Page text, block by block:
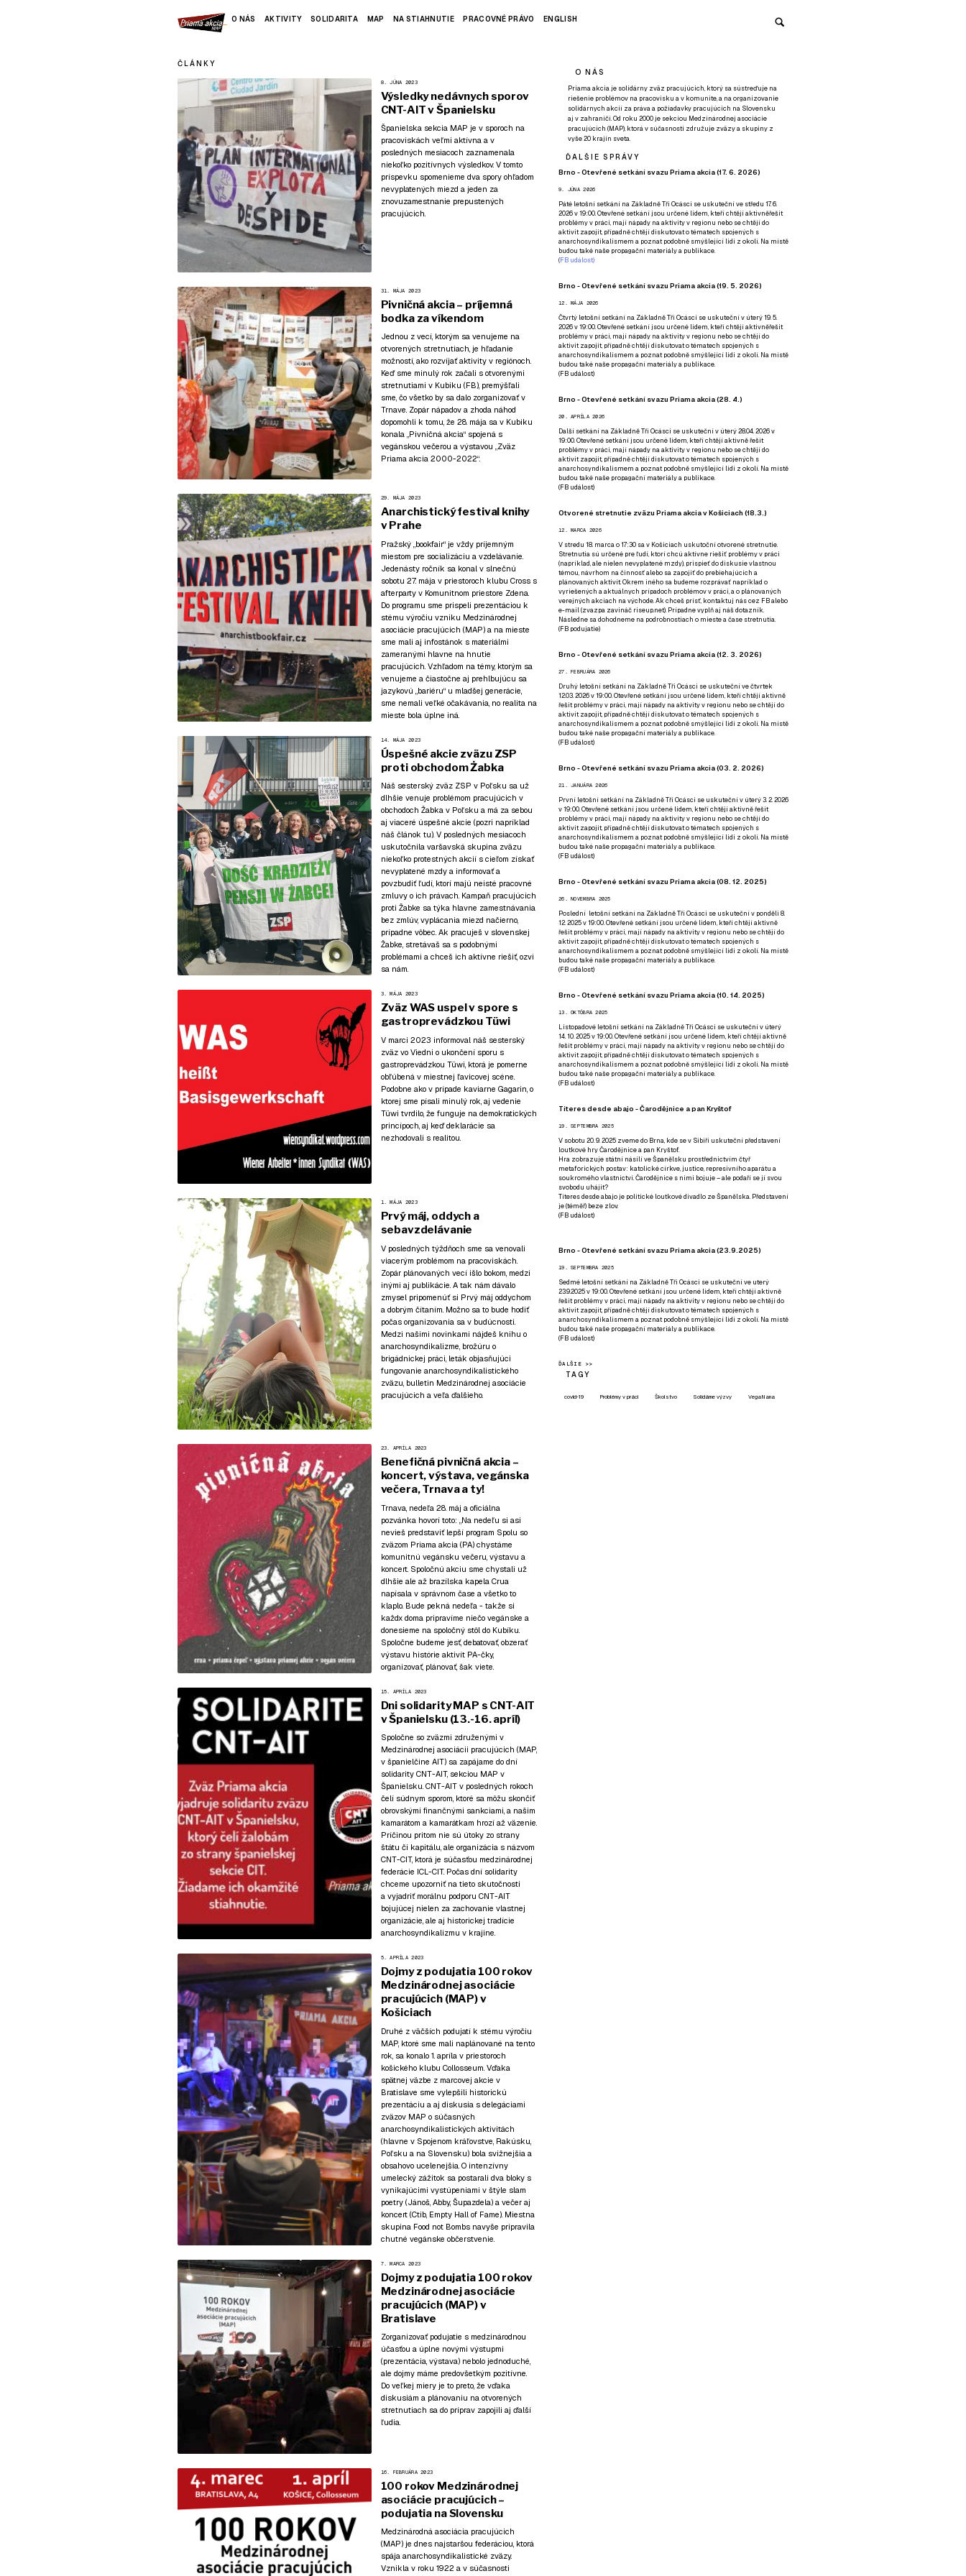
O NÁS AKTIVITY SOLIDARITA MAP NA STIAHNUTIE PRACOVNÉ PRÁVO ENGLISH
ČLÁNKY
8. JÚNA 2023
Výsledky nedávnych sporov
CNT-AIT v Španielsku
Španielska sekcia MAP je v sporoch na
pracoviskách veľmi aktívna a v
posledných mesiacoch zaznamenala
niekoľko pozitívnych výsledkov. V tomto
príspevku spomenieme dva spory ohľadom
nevyplatených miezd a jeden za
znovuzamestnanie prepustených
pracujúcich.
31. MÁJA 2023
Pivničná akcia – príjemná
bodka za víkendom
Jednou z vecí, ktorým sa venujeme na
otvorených stretnutiach, je hľadanie
možností, ako rozvíjať aktivity v regiónoch.
Keď sme minulý rok začali s otvorenými
stretnutiami v Kubiku (FB), premýšľali
sme, čo všetko by sa dalo zorganizovať v
Trnave. Zopár nápadov a zhoda náhod
dopomohli k tomu, že 28. mája sa v Kubiku
konala „Pivničná akcia“ spojená s
vegánskou večerou a výstavou „Zväz
Priama akcia 2000-2022“.
29. MÁJA 2023
Anarchistický festival knihy
v Prahe
Pražský „bookfair“je vždy príjemným
miestom pre socializáciu a vzdelávanie.
Jedenásty ročník sa konal v slnečnú
sobotu 27. mája v priestoroch klubu Cross s
afterparty v Komunitnom priestore Zdena.
Do programu sme prispeli prezentáciou k
stému výročiu vzniku Medzinárodnej
asociácie pracujúcich (MAP) a na mieste
sme mali aj infostánok s materiálmi
zameranými hlavne na hnutie
pracujúcich. Vzhľadom na témy, ktorým sa
venujeme a čiastočne aj prehlbujúcu sa
jazykovú „bariéru“ u mladšej generácie,
sme nemali veľké očakávania, no realita na
mieste bola úplne iná.
14. MÁJA 2023
Úspešné akcie zväzu ZSP
proti obchodom Żabka
Náš sesterský zväz ZSP v Poľsku sa už
dlhšie venuje problémom pracujúcich v
obchodoch Žabka v Poľsku a má za sebou
aj viaceré úspešné akcie (pozri napríklad
náš článok tu). V posledných mesiacoch
uskutočnila varšavská skupina zväzu
niekoľko protestných akcií s cieľom získať
nevyplatené mzdy a informovať a
povzbudiť ľudí, ktorí majú neisté pracovné
zmluvy o ich právach. Kampaň pracujúcich
proti Žabke sa týka hlavne zamestnávania
bez zmlúv, vyplácania miezd načierno,
prípadne vôbec. Ak pracuješ v slovenskej
Žabke, stretávaš sa s podobnými
problémami a chceš ich aktívne riešiť, ozvi
sa nám.
3. MÁJA 2023
Zväz WAS uspel v spore s
gastroprevádzkou Tüwi
V marci 2023 informoval náš sesterský
zväz vo Viedni o ukončení sporu s
gastroprevádzkou Tüwi, ktorá je pomerne
obľúbená v miestnej ľavicovej scéne.
Podobne ako v prípade kaviarne Gagarin, o
ktorej sme písali minulý rok, aj vedenie
Tüwi tvrdilo, že funguje na demokratických
princípoch, aj keď deklarácie sa
nezhodovali s realitou.
1. MÁJA 2023
Prvý máj, oddych a
sebavzdelávanie
V posledných týždňoch sme sa venovali
viacerým problémom na pracoviskách.
Zopár plánovaných vecí išlo bokom, medzi
inými aj publikácie. A tak nám dávalo
zmysel pripomenúť si Prvý máj oddychom
a dobrým čítaním. Možno sa to bude hodiť
počas organizovania sa v budúcnosti.
Medzi našimi novinkami nájdeš knihu o
anarchosyndikalizme, brožúru o
brigádnickej práci, leták objasňujúci
fungovanie anarchosyndikalistického
zväzu, bulletin Medzinárodnej asociácie
pracujúcich a veľa ďalšieho.
23. APRÍLA 2023
Benefičná pivničná akcia –
koncert, výstava, vegánska
večera, Trnava a ty!
Trnava, nedeľa 28. máj a oficiálna
pozvánka hovorí toto: „Na nedeľu si asi
nevieš predstaviť lepší program Spolu so
zväzom Priama akcia (PA) chystáme
komunitnú vegánsku večeru, výstavu a
koncert. Spoločnú akciu sme chystali už
dlhšie ale až brazílska kapela Crua
napísala v správnom čase a všetko to
klaplo. Bude pekná nedeľa - takže si
každx doma pripravíme niečo vegánske a
donesieme na spoločný stôl do Kubíku.
Spoločne budeme jesť, debatovať, obzerať
výstavu histórie aktivít PA-čky,
organizovať, plánovať, šak viete.
15. APRÍLA 2023
Dni solidarity MAP s CNT-AIT
v Španielsku (13.-16. apríl)
Spoločne so zväzmi združenými v
Medzinárodnej asociácii pracujúcich (MAP,
v španielčine AIT) sa zapájame do dní
solidarity CNT-AIT, sekciou MAP v
Španielsku. CNT-AIT v posledných rokoch
čelí súdnym sporom, ktoré sa môžu skončiť
obrovskými finančnými sankciami, a našim
kamarátom a kamarátkam hrozí až väzenie.
Príčinou pritom nie sú útoky zo strany
štátu či kapitálu, ale organizácia s názvom
CNT-CIT, ktorá je súčasťou medzinárodnej
federácie ICL-CIT. Počas dní solidarity
chceme upozorniť na tieto skutočnosti
a vyjadriť morálnu podporu CNT-AIT
bojujúcej nielen za zachovanie vlastnej
organizácie, ale aj historickej tradície
anarchosyndikalizmu v krajine.
5. APRÍLA 2023
Dojmy z podujatia 100 rokov
Medzinárodnej asociácie
pracujúcich (MAP) v
Košiciach
Druhé z väčších podujatí k stému výročiu
MAP, ktoré sme mali naplánované na tento
rok, sa konalo 1. apríla v priestoroch
košického klubu Collosseum. Vďaka
spätnej väzbe z marcovej akcie v
Bratislave sme vylepšili historickú
prezentáciu a aj diskusia s delegáciami
zväzov MAP o súčasných
anarchosyndikalistických aktivitách
(hlavne v Spojenom kráľovstve, Rakúsku,
Poľsku a na Slovensku) bola svižnejšia a
obsahovo ucelenejšia. O intenzívny
umelecký zážitok sa postarali dva bloky s
vynikajúcimi vystúpeniami v štýle slam
poetry (Jánoš, Abby, Šupazdela) a večer aj
koncert (Ctib, Empty Hall of Fame). Miestna
skupina Food not Bombs navyše pripravila
chutné vegánske občerstvenie.
7. MARCA 2023
Dojmy z podujatia 100 rokov
Medzinárodnej asociácie
pracujúcich (MAP) v
Bratislave
Zorganizovať podujatie s medzinárodnou
účasťou a úplne novými výstupmi
(prezentácia, výstava) nebolo jednoduché,
ale dojmy máme predovšetkým pozitívne.
Do veľkej miery je to preto, že vďaka
diskusiám a plánovaniu na otvorených
stretnutiach sa do príprav zapojili aj ďalší
ľudia.
16. FEBRUÁRA 2023
100 rokov Medzinárodnej
asociácie pracujúcich –
podujatia na Slovensku
Medzinárodná asociácia pracujúcich
(MAP) je dnes najstaršou federáciou, ktorá
spája anarchosyndikalistické zväzy.
Vznikla v roku 1922 a v súčasnosti
O NÁS
Priama akcia je solidárny zväz pracujúcich, ktorý sa sústreďuje na
riešenie problémov na pracovisku a v komunite, a na organizovanie
solidárnych akcií za práva a požiadavky pracujúcich na Slovensku
aj v zahraničí. Od roku 2000 je sekciou Medzinárodnej asociácie
pracujúcich (MAP), ktorá v súčasnosti združuje zväzy a skupiny z
vyše 20 krajín sveta.
ĎALŠIE SPRÁVY
Brno - Otevřené setkání svazu Priama akcia (17. 6. 2026)
9. JÚNA 2026
Páté letošní setkání na Základně Tři Ocásci se uskuteční ve středu 17. 6.
2026 v 19:00. Otevřené setkání jsou určené lidem, kteří chtějí aktivněřešit
problémy v práci, mají nápady na aktivity v regionu nebo se chtějí do
aktivit zapojit, případně chtějí diskutovat o tématech spojených s
anarchosyndikalismem a poznat podobně smýšlející lidi z okolí. Na místě
budou také naše propagační materiály a publikace.
(FB událost)
Brno - Otevřené setkání svazu Priama akcia (19. 5. 2026)
12. MÁJA 2026
Čtvrtý letošní setkání na Základně Tři Ocásci se uskuteční v úterý 19. 5.
2026 v 19:00. Otevřené setkání jsou určené lidem, kteří chtějí aktivněřešit
problémy v práci, mají nápady na aktivity v regionu nebo se chtějí do
aktivit zapojit, případně chtějí diskutovat o tématech spojených s
anarchosyndikalismem a poznat podobně smýšlející lidi z okolí. Na místě
budou také naše propagační materiály a publikace.
(FB událost)
Brno - Otevřené setkání svazu Priama akcia (28. 4.)
20. APRÍLA 2026
Další setkání na Základně Tři Ocásci se uskuteční v úterý 28.04. 2026 v
19:00. Otevřené setkání jsou určené lidem, kteří chtějí aktivně řešit
problémy v práci, mají nápady na aktivity v regionu nebo se chtějí do
aktivit zapojit, případně chtějí diskutovat o tématech spojených s
anarchosyndikalismem a poznat podobně smýšlející lidi z okolí. Na místě
budou také naše propagační materiály a publikace.
(FB událost)
Otvorené stretnutie zväzu Priama akcia v Košiciach (18.3.)
12. MARCA 2026
V stredu 18. marca o 17:30 sa v Košiciach uskutoční otvorené stretnutie.
Stretnutia sú určené pre ľudí, ktorí chcú aktívne riešiť problémy v práci
(napríklad, ale nielen nevyplatené mzdy), prispieť do diskusie vlastnou
témou, návrhom na činnosť alebo sa zapojiť do prebiehajúcich a
plánovaných aktivít. Okrem iného sa budeme rozprávať napríklad o
vyriešených a aktuálnych prípadoch problémov v práci, a o plánovaných
verejných akciach na východe. Ak chceš prísť, kontaktuj nás cez FBalebo
e-mail (zvazpa zavináč riseup.net). Prípadnevyplň aj náš dotazník.
Následne sa dohodneme na podrobnostiach o mieste a čase stretnutia.
(FB podujatie)
Brno - Otevřené setkání svazu Priama akcia (12. 3. 2026)
27. FEBRUÁRA 2026
Druhý letošní setkání na Základně Tři Ocásci se uskuteční ve čtvrtek
12.03. 2026 v 19:00. Otevřené setkání jsou určené lidem, kteří chtějí aktivně
řešit problémy v práci, mají nápady na aktivity v regionu nebo se chtějí do
aktivit zapojit, případně chtějí diskutovat o tématech spojených s
anarchosyndikalismem a poznat podobně smýšlející lidi z okolí. Na místě
budou také naše propagační materiály a publikace.
(FB událost)
Brno - Otevřené setkání svazu Priama akcia (03. 2. 2026)
21. JANUÁRA 2026
První letošní setkání na Základně Tři Ocásci se uskuteční v úterý 3. 2. 2026
v 19:00. Otevřené setkání jsou určené lidem, kteří chtějí aktivně řešit
problémy v práci, mají nápady na aktivity v regionu nebo se chtějí do
aktivit zapojit, případně chtějí diskutovat o tématech spojených s
anarchosyndikalismem a poznat podobně smýšlející lidi z okolí. Na místě
budou také naše propagační materiály a publikace.
(FB událost)
Brno - Otevřené setkání svazu Priama akcia (08. 12. 2025)
26. NOVEMBRA 2025
Poslední letošní setkání na Základně Tři Ocásci se uskuteční v ponděli 8.
12. 2025 v 19:00. Otevřené setkání jsou určené lidem, kteří chtějí aktivně
řešit problémy v práci, mají nápady na aktivity v regionu nebo se chtějí do
aktivit zapojit, případně chtějí diskutovat o tématech spojených s
anarchosyndikalismem a poznat podobně smýšlející lidi z okolí. Na místě
budou také naše propagační materiály a publikace.
(FB událost)
Brno - Otevřené setkání svazu Priama akcia (10. 14. 2025)
13. OKTÓBRA 2025
Listopadové letošní setkání na Základně Tři Ocásci se uskuteční v úterý
14. 10. 2025 v 19:00. Otevřené setkání jsou určené lidem, kteří chtějí aktivně
řešit problémy v práci, mají nápady na aktivity v regionu nebo se chtějí do
aktivit zapojit, případně chtějí diskutovat o tématech spojených s
anarchosyndikalismem a poznat podobně smýšlející lidi z okolí. Na místě
budou také naše propagační materiály a publikace.
(FB událost)
Títeres desde abajo - Čarodějnice a pan Kryštof
19. SEPTEMBRA 2025
V sobotu 20. 9. 2025 zveme do Brna, kde se v Sibiři uskuteční představení
loutkové hry Čarodějnice a pan Kryštof.
Hra zobrazuje státní násilí ve Španělsku prostřednictvím čtyř
metaforických postav: katolické církve, justice, represivního aparátu a
soukromého vlastnictví. Čarodějnice s nimi bojuje – ale podaří se jí svou
svobodu uhájit?
Títeres desde abajo je politické loutkové divadlo ze Španělska. Představení
je (téměř) beze zlov.
(FB událost)
Brno - Otevřené setkání svazu Priama akcia (23.9.2025)
19. SEPTEMBRA 2025
Sedmé letošní setkání na Základně Tři Ocásci se uskuteční ve uterý
23.9.2025 v 19:00. Otevřené setkání jsou určené lidem, kteří chtějí aktivně
řešit problémy v práci, mají nápady na aktivity v regionu nebo se chtějí do
aktivit zapojit, případně chtějí diskutovat o tématech spojených s
anarchosyndikalismem a poznat podobně smýšlející lidi z okolí. Na místě
budou také naše propagační materiály a publikace.
(FB událost)
ĎALŠIE >>
TAGY
covid-19 Problémy v práci Školstvo Solidárne výzvy VegaNana